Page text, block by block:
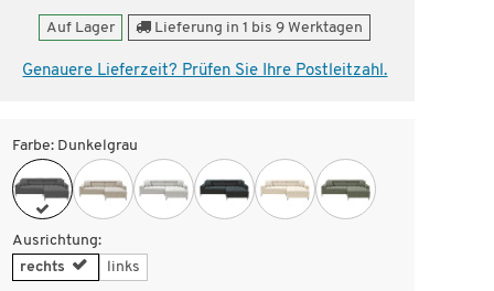
Auf Lager Lieferung in 1 bis 9 Werktagen
Genauere Lieferzeit? Prüfen Sie Ihre Postleitzahl.
Farbe: Dunkelgrau
Ausrichtung:
rechts
links